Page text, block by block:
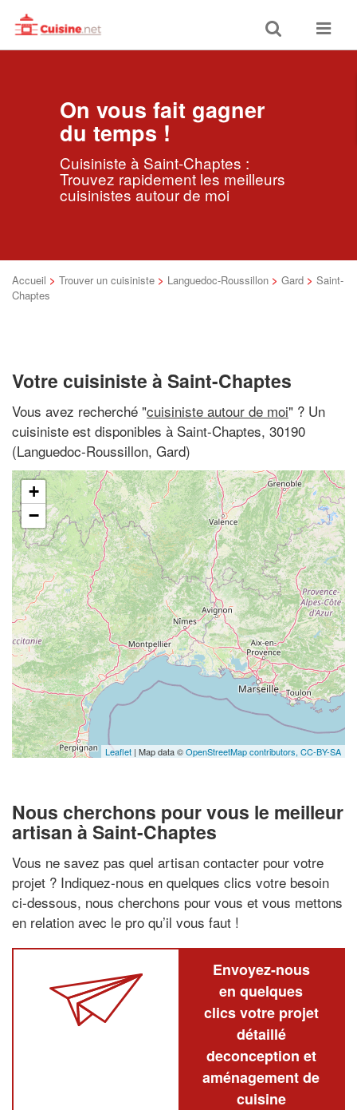
Toggle
search
Toggle
On vous fait gagner
du temps !
Cuisiniste à Saint-Chaptes :
Trouvez rapidement les meilleurs
cuisinistes autour de moi
Accueil > Trouver un cuisiniste > Languedoc-Roussillon > Gard > Saint-
Chaptes
Votre cuisiniste à Saint-Chaptes
Vous avez recherché "cuisiniste autour de moi" ? Un
cuisiniste est disponibles à Saint-Chaptes, 30190
(Languedoc-Roussillon, Gard)
+
−
Leaflet | Map data ©OpenStreetMap contributors, CC-BY-SA
Nous cherchons pour vous le meilleur
artisan à Saint-Chaptes
Vous ne savez pas quel artisan contacter pour votre
projet ? Indiquez-nous en quelques clics votre besoin
ci-dessous, nous cherchons pour vous et vous mettons
en relation avec le pro qu’il vous faut !
Envoyez-nous
en quelques
clics votre projet
détaillé
deconception et
aménagement de
cuisine